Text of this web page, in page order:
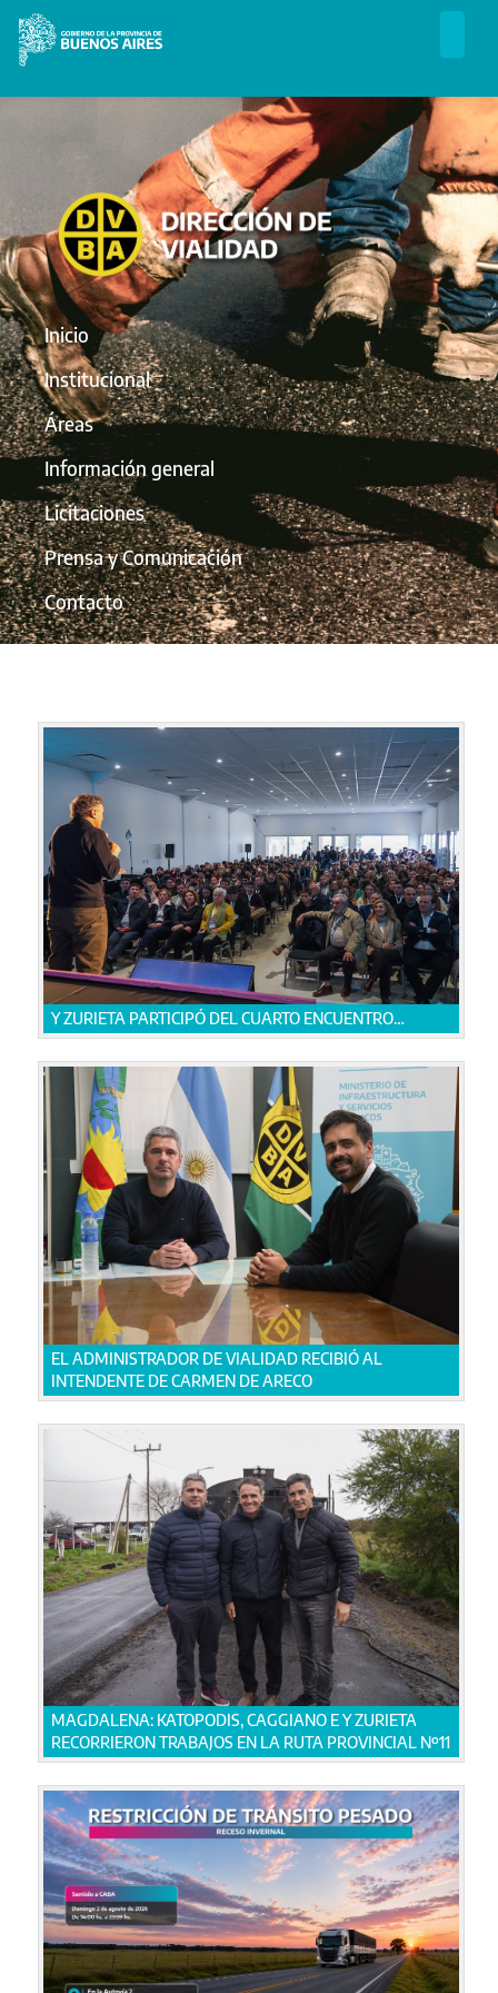
Inicio
Institucional
Áreas
Información general
Licitaciones
Prensa y Comunicación
Contacto
Y ZURIETA PARTICIPÓ DEL CUARTO ENCUENTRO
REGIONAL DEL PLAN ESTRATÉGICO DE
INFRAESTRUCTURA
EL ADMINISTRADOR DE VIALIDAD RECIBIÓ AL
INTENDENTE DE CARMEN DE ARECO
MAGDALENA: KATOPODIS, CAGGIANO E Y ZURIETA
RECORRIERON TRABAJOS EN LA RUTA PROVINCIAL Nº11